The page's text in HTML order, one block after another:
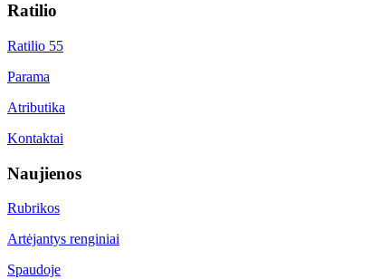
Ratilio
Ratilio 55
Parama
Atributika
Kontaktai
Naujienos
Rubrikos
Artėjantys renginiai
Spaudoje